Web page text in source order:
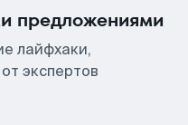
предложениями
лайфхаки,
экспертов